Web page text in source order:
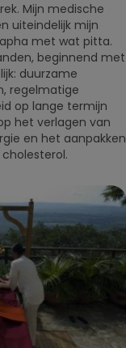
Mijn medische
uiteindelijk mijn
met wat pitta.
beginnend met
duurzame
regelmatige
op lange termijn
het verlagen van
en het aanpakken